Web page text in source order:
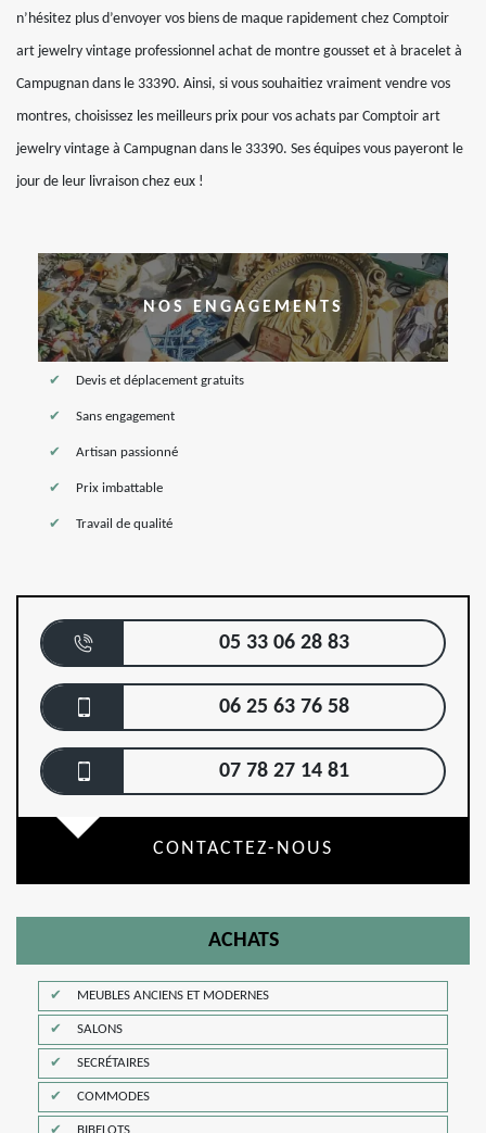
n’hésitez plus d’envoyer vos biens de maque rapidement chez Comptoir
art jewelry vintage professionnel achat de montre gousset et à bracelet à
Campugnan dans le 33390. Ainsi, si vous souhaitiez vraiment vendre vos
montres, choisissez les meilleurs prix pour vos achats par Comptoir art
jewelry vintage à Campugnan dans le 33390. Ses équipes vous payeront le
jour de leur livraison chez eux !
NOS ENGAGEMENTS
Devis et déplacement gratuits
Sans engagement
Artisan passionné
Prix imbattable
Travail de qualité
05 33 06 28 83
06 25 63 76 58
07 78 27 14 81
CONTACTEZ-NOUS
ACHATS
MEUBLES ANCIENS ET MODERNES
SALONS
SECRÉTAIRES
COMMODES